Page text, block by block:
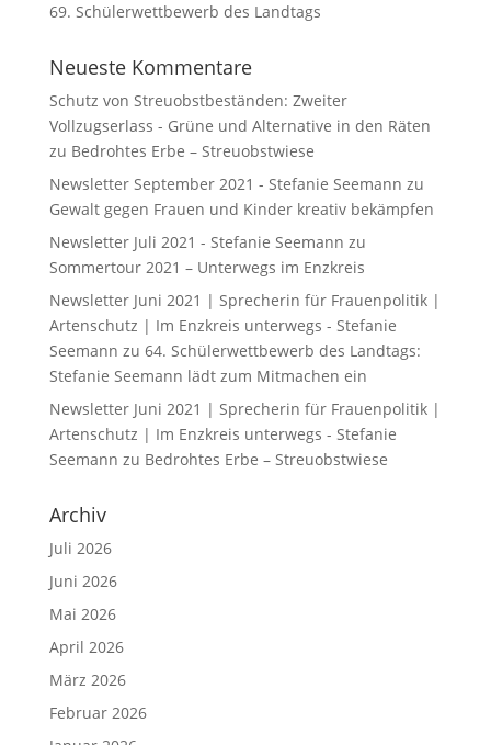
69. Schülerwettbewerb des Landtags
Neueste Kommentare
Schutz von Streuobstbeständen: Zweiter
Vollzugserlass - Grüne und Alternative in den Räten
zu Bedrohtes Erbe – Streuobstwiese
Newsletter September 2021 - Stefanie Seemann zu
Gewalt gegen Frauen und Kinder kreativ bekämpfen
Newsletter Juli 2021 - Stefanie Seemann zu
Sommertour 2021 – Unterwegs im Enzkreis
Newsletter Juni 2021 | Sprecherin für Frauenpolitik |
Artenschutz | Im Enzkreis unterwegs - Stefanie
Seemann zu 64. Schülerwettbewerb des Landtags:
Stefanie Seemann lädt zum Mitmachen ein
Newsletter Juni 2021 | Sprecherin für Frauenpolitik |
Artenschutz | Im Enzkreis unterwegs - Stefanie
Seemann zu Bedrohtes Erbe – Streuobstwiese
Archiv
Juli 2026
Juni 2026
Mai 2026
April 2026
März 2026
Februar 2026